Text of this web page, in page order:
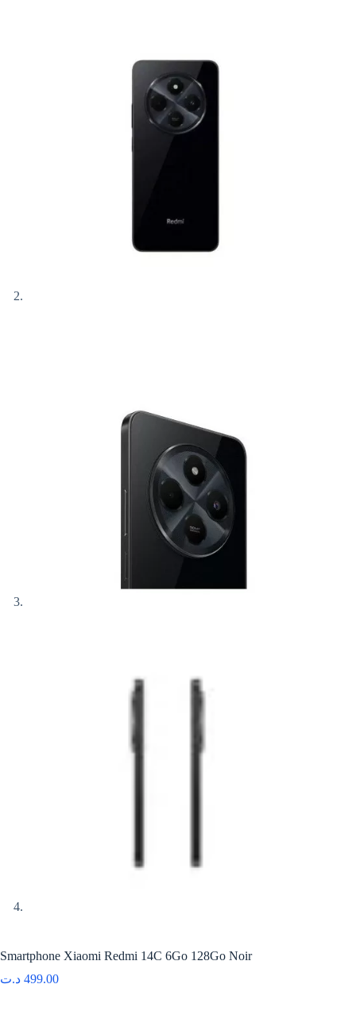
Smartphone Xiaomi Redmi 14C 6Go 128Go Noir
499.00 د.ت